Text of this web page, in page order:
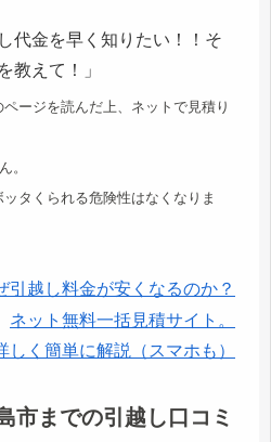
代金を早く知りたい！！そ
教えて！」
ージを読んだ上、ネットで見積り
。
タくられる危険性はなくなりま
引越し料金が安くなるのか？
ネット無料一括見積サイト。
しく簡単に解説（スマホも）
市までの引越し口コミ